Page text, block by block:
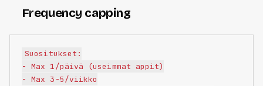
Frequency capping
Suositukset:
- Max 1/päivä (useimmat appit)
- Max 3-5/viikko